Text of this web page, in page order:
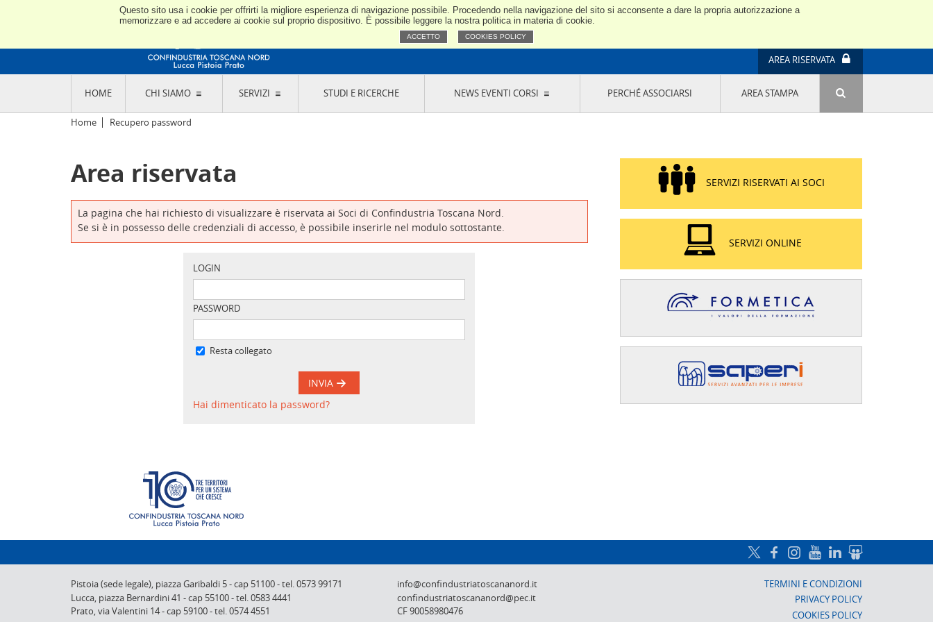
Questo sito usa i cookie per offrirti la migliore esperienza di navigazione possibile. Procedendo nella navigazione del sito si acconsente a dare la propria autorizzazione a
memorizzare e ad accedere ai cookie sul proprio dispositivo. È possibile leggere la nostra politica in materia di cookie.
ACCETTO COOKIES POLICY
Confindustria Toscana Nord
AREA RISERVATA
HOME CHI SIAMO
L'ASSOCIAZIONE
CODICE ETICO E DEI VALORI ASSOCIATIVI
TRASPARENZA CONTRIBUTI PUBBLICI
L'INDUSTRIA E IL TERRITORIO DI LUCCA,
PISTOIA E PRATO
SEDI E CONTATTI
ABOUT US
DESIGNAZIONE
ORGANI DI CONTROLLO
COMITATO PICCOLA
INDUSTRIA
GRUPPI DI ACQUISTO
EDIZIONE
PROGETTO LU.ME.
IL MANAGER DELLA SOSTENIBILITÀ NEL
DISTRETTO TESSILE PRATESE
GRUPPO IMPRENDITORIA FEMMINILE
SOSTENIBILITÀ
SERVIZI STUDI E RICERCHE NEWS EVENTI CORSI PERCHÉ ASSOCIARSI AREA STAMPA
Home Recupero password
Area riservata
La pagina che hai richiesto di visualizzare è riservata ai Soci di Confindustria Toscana Nord.
Se si è in possesso delle credenziali di accesso, è possibile inserirle nel modulo sottostante.
LOGIN
PASSWORD
Resta collegato
INVIA
Hai dimenticato la password?
SERVIZI RISERVATI AI SOCI
SERVIZI ONLINE
Pistoia (sede legale), piazza Garibaldi 5-cap 51100-tel. 0573 99171
Lucca, piazza Bernardini 41 -cap 55100-tel. 0583 4441
Prato,via Valentini 14-cap 59100-tel. 0574 4551
info@confindustriatoscananord.it
confindustriatoscananord@pec.it
CF 90058980476
TERMINI E CONDIZIONI
PRIVACY POLICY
COOKIES POLICY